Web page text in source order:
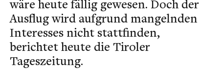
wäre heute fällig gewesen. Doch der
Ausflug wird aufgrund mangelnden
Interesses nicht stattfinden,
berichtet heute die Tiroler
Tageszeitung.